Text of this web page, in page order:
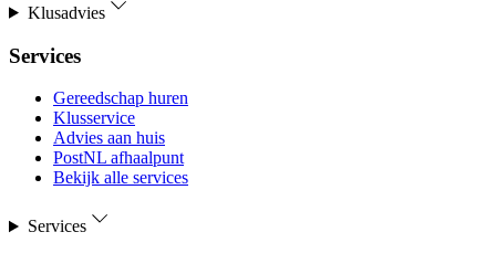
Klusadvies
Services
Gereedschap huren
Klusservice
Advies aan huis
PostNL afhaalpunt
Bekijk alle services
Services